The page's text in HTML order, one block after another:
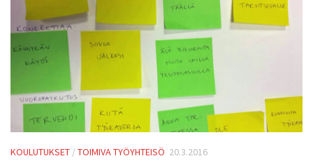
KOULUTUKSET /TOIMIVA TYÖYHTEISÖ 20.3.2016